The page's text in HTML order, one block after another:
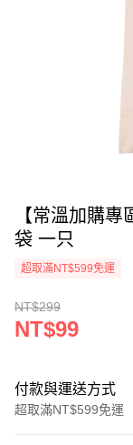
【常溫加購
袋 一只
超取滿NT$599免運
NT$299
NT$99
付款與運送方式
超取滿NT$599免運